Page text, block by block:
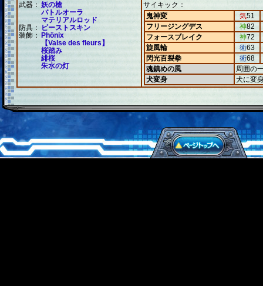
武器： 妖の槍
バトルオーラ
マテリアルロッド
防具： ビーストスキン
装飾： Phönix
【Valse des fleurs】
桜踏み
緋桜
朱水の灯
サイキック：
鬼神変
気51
フリージングデス
神82
フォースブレイク
神72
旋風輪
術63
閃光百裂拳
術68
魂鎮めの風
周囲の
犬変身
犬に変